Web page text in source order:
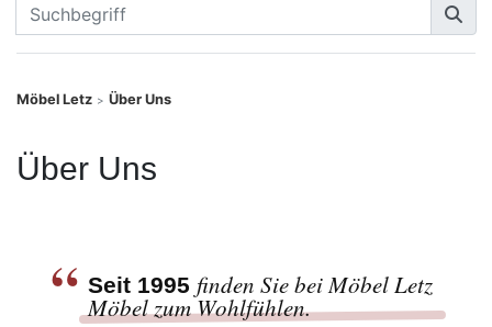
Möbel Letz > Über Uns
Über Uns
“ Seit 1995 finden Sie bei Möbel Letz
Möbel zum Wohlfühlen.
PREMIUM
Schnell
Möbel-